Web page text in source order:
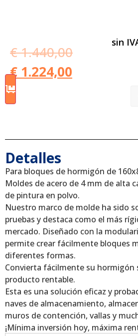
€1.440,00
€ 1.224,00
sin
Detalles
Para bloques de hormigón de
Moldes de acero de 4 mm de alta
de pintura en polvo.
Nuestro marco de molde ha sido
pruebas y destaca como el más
mercado. Diseñado con la
permite crear fácilmente bloques
diferentes formas.
Convierta fácilmente su hormigón
producto rentable.
Esta es una solución eficaz y
naves de almacenamiento,
muros de contención, vallas y
¡Mínima inversión hoy, máxima